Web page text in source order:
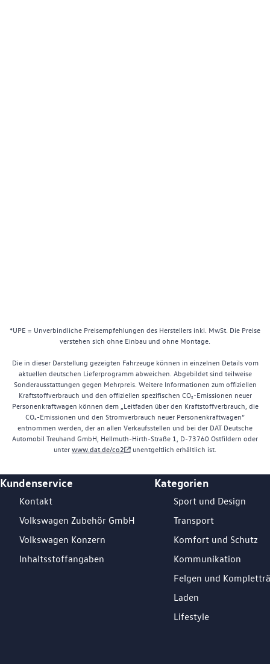
*UPE = Unverbindliche Preisempfehlungen des Herstellers inkl. MwSt. Die Preise
verstehen sich ohne Einbau und ohne Montage.
Die in dieser Darstellung gezeigten Fahrzeuge können in einzelnen Details vom
aktuellen deutschen Lieferprogramm abweichen. Abgebildet sind teilweise
Sonderausstattungen gegen Mehrpreis. Weitere Informationen zum offiziellen
Kraftstoffverbrauch und den offiziellen spezifischen CO₂-Emissionen neuer
Personenkraftwagen können dem „Leitfaden über den Kraftstoffverbrauch, die
CO₂-Emissionen und den Stromverbrauch neuer Personenkraftwagen“
entnommen werden, der an allen Verkaufsstellen und bei der DAT Deutsche
Automobil Treuhand GmbH, Hellmuth-Hirth-Straße 1, D-73760 Ostfildern oder
unterwww.dat.de/co2 unentgeltlich erhältlich ist.
Footer Teaser
Kundenservice
Kontakt
Volkswagen Zubehör GmbH
Volkswagen Konzern
Inhaltsstoffangaben
Kategorien
Sport und Design
Transport
Komfort und Schutz
Kommunikation
Felgen und
Laden
Lifestyle